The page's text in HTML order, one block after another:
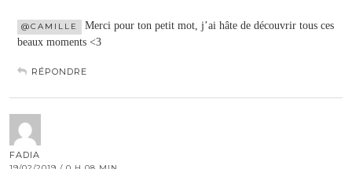
@CAMILLE
Merci pour ton petit mot, j’ai hâte de découvrir tous ces
beaux moments <3
RÉPONDRE
FADIA